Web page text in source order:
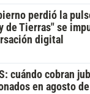
perdió la
de Tierras" se
digital
cuándo cobran
en agosto